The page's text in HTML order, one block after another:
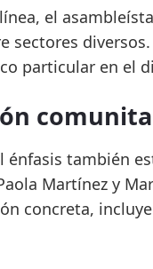
el
sectores
particular en el
también
Martínez y
concreta,